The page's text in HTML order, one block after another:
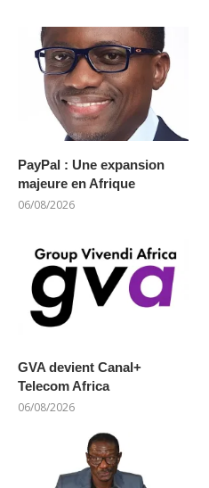
PayPal : Une expansion
majeure en Afrique
06/08/2026
GVA devient Canal+
Telecom Africa
06/08/2026